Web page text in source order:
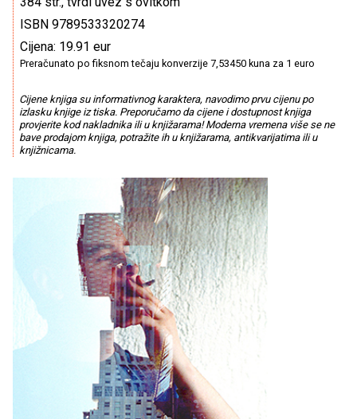
ISBN 9789533320274
Cijena: 19.91 eur
Preračunato po fiksnom tečaju konverzije 7,53450 kuna za 1 euro
Cijene knjiga su informativnog karaktera, navodimo prvu cijenu po
izlasku knjige iz tiska. Preporučamo da cijene i dostupnost knjiga
provjerite kod nakladnika ili u knjižarama! Moderna vremena više se ne
bave prodajom knjiga, potražite ih u knjižarama, antikvarijatima ili u
knjižnicama.